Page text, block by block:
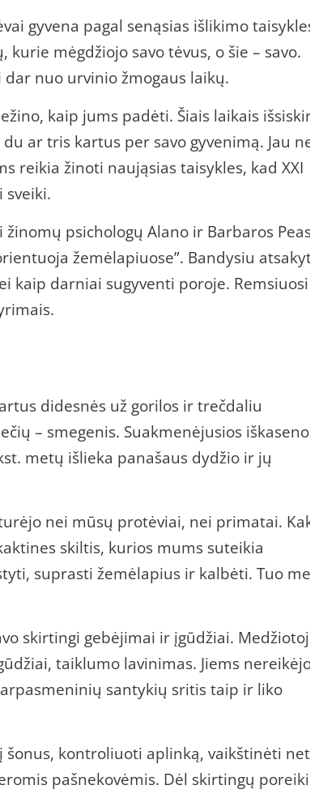
gyvena pagal senąsias išlikimo
mėgdžiojo savo tėvus, o šie – savo.
nuo urvinio žmogaus laikų.
kaip jums padėti. Šiais laikais
ar tris kartus per savo gyvenimą. Jau
reikia žinoti naująsias taisykles, kad XXI
psichologų Alano ir Barbaros
žemėlapiuose”. Bandysiu
kaip darniai sugyventi poroje. Remsiuosi
didesnės už gorilos ir trečdaliu
– smegenis. Suakmenėjusios
metų išlieka panašaus dydžio ir jų
nei mūsų protėviai, nei primatai.
skiltis, kurios mums suteikia
suprasti žemėlapius ir kalbėti. Tuo
skirtingi gebėjimai ir įgūdžiai.
taiklumo lavinimas. Jiems
santykių sritis taip ir liko
kontroliuoti aplinką, vaikštinėti
pašnekovėmis. Dėl skirtingų